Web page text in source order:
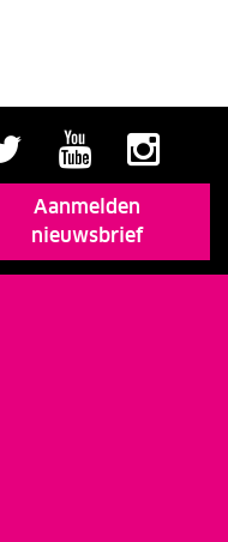
op
ons op
Volg ons
Volg
Aanmelden
nieuwsbrief